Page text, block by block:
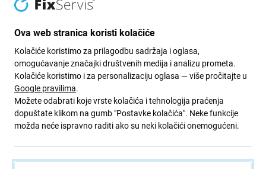
Više info
Newsletter
Prijavite se za redovite obavijesti o popustima i novostima iz naše
ponude. Ujedno, podnošenjem ovog obrasca potvrđujem da sam
stariji od 16 godina
se
Ova web stranica koristi kolačiće
Kolačiće koristimo za prilagodbu sadržaja i oglasa,
omogućavanje značajki društvenih medija i analizu prometa.
Kolačiće koristimo i za personalizaciju oglasa — više pročitajte u
Google pravilima.
Možete odabrati koje vrste kolačića i tehnologija praćenja
dopuštate klikom na gumb "Postavke kolačića". Neke funkcije
možda neće ispravno raditi ako su neki kolačići onemogućeni.